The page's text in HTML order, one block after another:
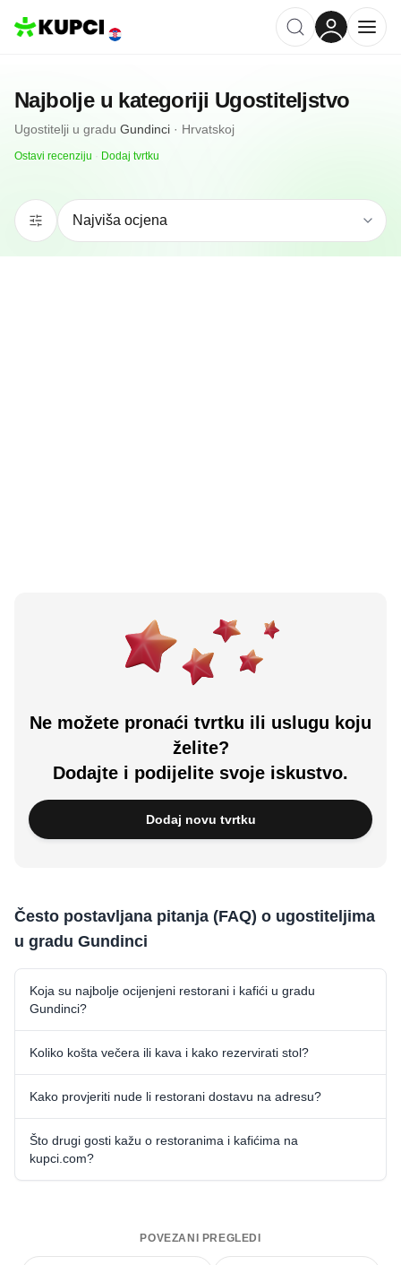
Najbolje u kategoriji Ugostiteljstvo
Ugostitelji u gradu Gundinci · Hrvatskoj
Ostavi recenziju · Dodaj tvrtku
Ne možete pronaći tvrtku ili uslugu koju
želite?
Dodajte i podijelite svoje iskustvo.
Dodaj novu tvrtku
Često postavljana pitanja (FAQ) o ugostiteljima
u gradu Gundinci
Koja su najbolje ocijenjeni restorani i kafići u gradu
Gundinci?
Koliko košta večera ili kava i kako rezervirati stol?
Kako provjeriti nude li restorani dostavu na adresu?
Što drugi gosti kažu o restoranima i kafićima na
kupci.com?
POVEZANI PREGLEDI